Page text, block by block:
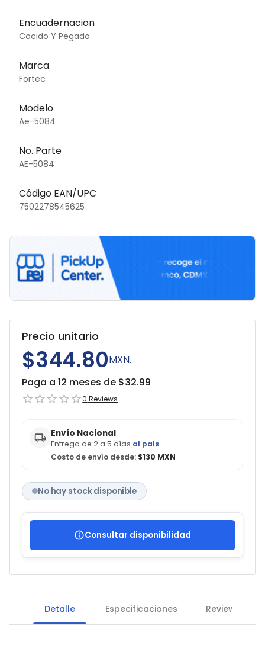
Encuadernacion
Cocido Y Pegado
Marca
Fortec
Modelo
Ae-5084
No. Parte
AE-5084
Código EAN/UPC
7502278545625
Precio unitario
$344.80MXN.
Paga a 12 meses de $32.99
0 Reviews
Envío Nacional
Entrega de 2 a 5 días al país
Costo de envío desde: $130 MXN
No hay stock disponible
Consultar disponibilidad
Detalle Especificaciones Reviews